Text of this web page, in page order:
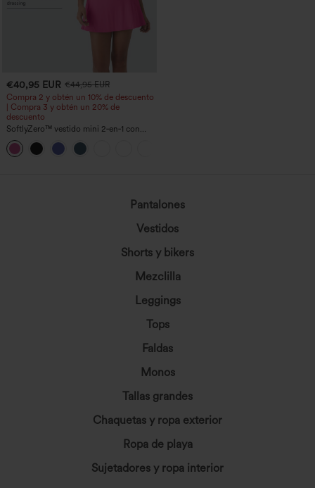
€40,95 EUR €44,95 EUR
Compra 2 y obtén un 10% de descuento
| Compra 3 y obtén un 20% de
descuento
SoftlyZero™ vestido mini 2‑en‑1 con
escote en U aireado y bolsillos,
InstantCool, para baile y actividad —
facilísimo
Pantalones
Vestidos
Shorts y bikers
Mezclilla
Leggings
Tops
Faldas
Monos
Tallas grandes
Chaquetas y ropa exterior
Ropa de playa
Sujetadores y ropa interior